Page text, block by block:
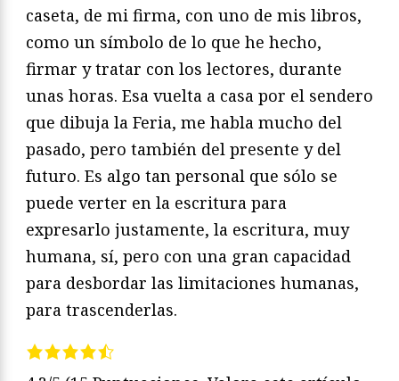
caseta, de mi firma, con uno de mis libros,
como un símbolo de lo que he hecho,
firmar y tratar con los lectores, durante
unas horas. Esa vuelta a casa por el sendero
que dibuja la Feria, me habla mucho del
pasado, pero también del presente y del
futuro. Es algo tan personal que sólo se
puede verter en la escritura para
expresarlo justamente, la escritura, muy
humana, sí, pero con una gran capacidad
para desbordar las limitaciones humanas,
para trascenderlas.